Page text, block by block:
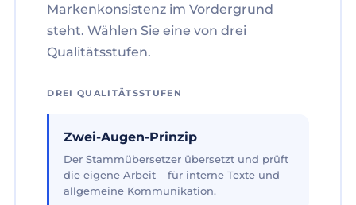
Markenkonsistenz im Vordergrund
steht. Wählen Sie eine von drei
Qualitätsstufen.
DREI QUALITÄTSSTUFEN
Zwei-Augen-Prinzip
Der Stammübersetzer übersetzt und prüft
die eigene Arbeit – für interne Texte und
allgemeine Kommunikation.